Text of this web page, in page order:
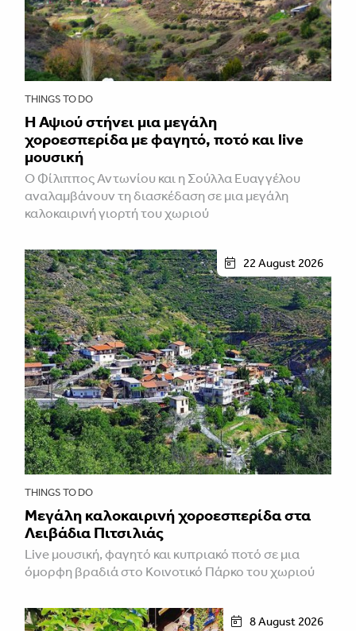
THINGS TO DO
Η Αψιού στήνει μια μεγάλη
χοροεσπερίδα με φαγητό, ποτό και live
μουσική
Ο Φίλιππος Αντωνίου και η Σούλλα Ευαγγέλου
αναλαμβάνουν τη διασκέδαση σε μια μεγάλη
καλοκαιρινή γιορτή του χωριού
22 August 2026
THINGS TO DO
Μεγάλη καλοκαιρινή χοροεσπερίδα στα
Λειβάδια Πιτσιλιάς
Live μουσική, φαγητό και κυπριακό ποτό σε μια
όμορφη βραδιά στο Κοινοτικό Πάρκο του χωριού
8 August 2026